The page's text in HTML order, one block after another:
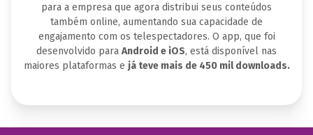
para a empresa que agora distribui seus conteúdos
também online, aumentando sua capacidade de
engajamento com os telespectadores. O app, que foi
desenvolvido para Android e iOS, está disponível nas
maiores plataformas e já teve mais de 450 mil downloads.